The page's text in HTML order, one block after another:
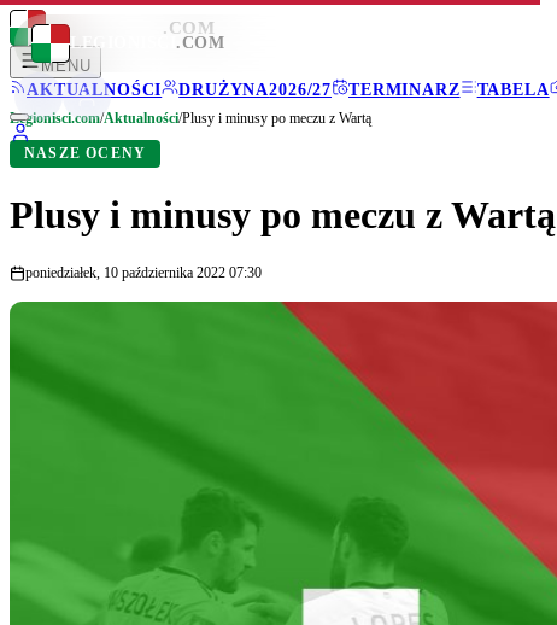
LEGIONISCI .COM
MENU
AKTUALNOŚCI
DRUŻYNA2026/27 TERMINARZ TABELA
LEGIONISCI .COM
Legionisci.com/Aktualności/Plusy i minusy po meczu z Wartą
NASZE OCENY
Plusy i minusy po meczu z Wartą
poniedziałek, 10 października 2022 07:30